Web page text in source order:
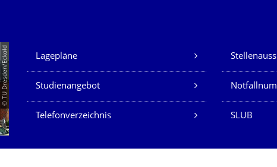
© TU Dresden/Eckold Unsere Dienste
Lagepläne
Studienangebot
Telefonverzeichnis SLUB